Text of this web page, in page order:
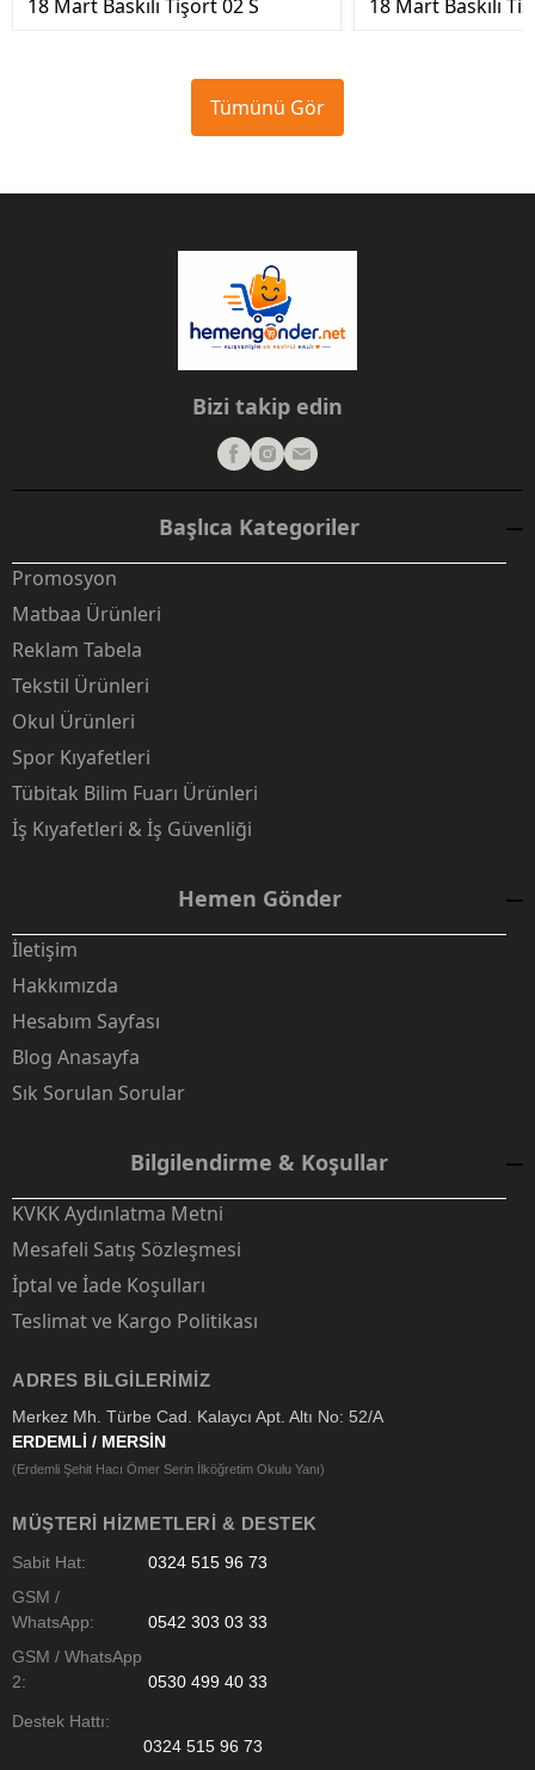
18 Mart Baskılı Tişört 02 S 18 Mart Baskılı
Tümünü Gör
Bizi takip edin
Başlıca Kategoriler
Promosyon
Matbaa Ürünleri
Reklam Tabela
Tekstil Ürünleri
Okul Ürünleri
Spor Kıyafetleri
Tübitak Bilim Fuarı Ürünleri
İş Kıyafetleri & İş Güvenliği
Hemen Gönder
İletişim
Hakkımızda
Hesabım Sayfası
Blog Anasayfa
Sık Sorulan Sorular
Bilgilendirme & Koşullar
KVKK Aydınlatma Metni
Mesafeli Satış Sözleşmesi
İptal ve İade Koşulları
Teslimat ve Kargo Politikası
ADRES BILGILERIMIZ
Merkez Mh. Türbe Cad. Kalaycı Apt. Altı No: 52/A
ERDEMLİ / MERSİN
(Erdemli Şehit Hacı Ömer Serin İlköğretim Okulu Yanı)
MÜŞTERI HIZMETLERI & DESTEK
Sabit Hat:
0324 515 96 73
GSM /
WhatsApp:
0542 303 03 33
GSM / WhatsApp
2:
0530 499 40 33
Destek Hattı:
0324 515 96 73